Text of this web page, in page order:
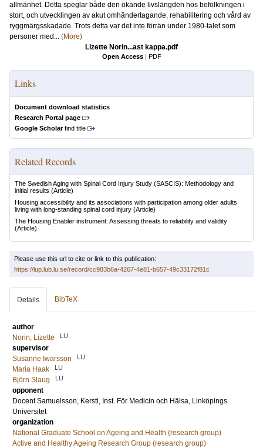
allmänhet. Detta speglar både den ökande livslängden hos befolkningen i
stort, och utvecklingen av akut omhändertagande, rehabilitering och vård av
ryggmärgsskadade. Trots detta var det inte förrän under 1980-talet som
personer med... (More)
Lizette Norin...ast kappa.pdf
Open Access | PDF
Links
Document download statistics
Research Portal page
Google Scholarfind title
Related Records
The Swedish Aging with Spinal Cord Injury Study (SASCIS): Methodology and
initial results (Article)
Housing accessibility and its associations with participation among older adults
living with long-standing spinal cord injury (Article)
The Housing Enabler instrument: Assessing threats to reliability and validity
(Article)
Please use this url to cite or link to this publication:
https://lup.lub.lu.se/record/cc983b6a-4267-4e81-b657-49c33172f81c
Details BibTeX
author
Norin, Lizette
LU
supervisor
Susanne Iwarsson
LU
Maria Haak LU
Björn Slaug LU
opponent
DocentSamuelsson, Kersti, Inst. För Medicin och Hälsa, Linköpings
Universitet
organization
National Graduate School on Ageing and Health (research group)
Active and Healthy Ageing Research Group (research group)